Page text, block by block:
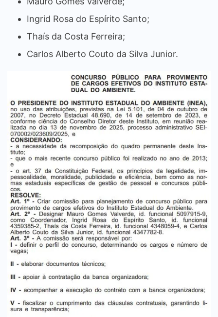
Ingrid Rosa do Espírito Santo;
Thaís da Costa Ferreira;
Carlos Alberto Couto da Silva Junior.